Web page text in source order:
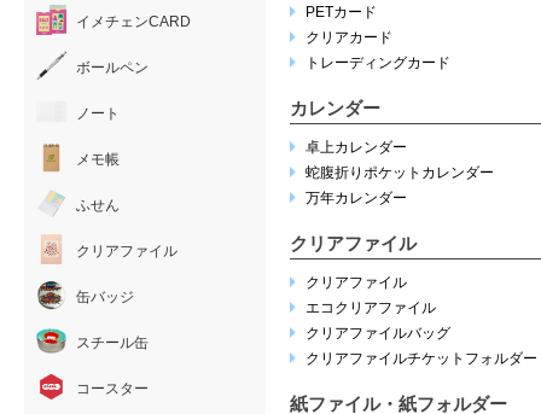
PETカード
クリアカード
トレーディングカード
カレンダー
卓上カレンダー
蛇腹折りポケットカレンダー
万年カレンダー
クリアファイル
クリアファイル
エコクリアファイル
クリアファイルバッグ
クリアファイルチケットフォルダー
紙ファイル・紙フォルダー
イメチェンCARD
ボールペン
ノート
メモ帳
ふせん
クリアファイル
缶バッジ
スチール缶
コースター